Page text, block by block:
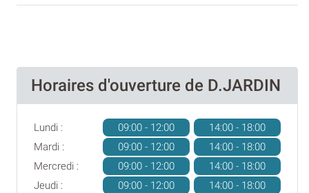
Horaires d'ouverture de D.JARDIN
Lundi : 09:00 - 12:00
14:00 - 18:00
Mardi :
09:00 - 12:00
14:00 - 18:00
Mercredi :
09:00 - 12:00
14:00 - 18:00
Jeudi :
09:00 - 12:00
14:00 - 18:00